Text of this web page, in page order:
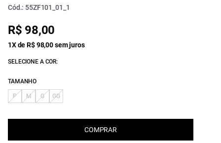
Cód.: 55ZF101_01_1
R$ 98,00
1X de R$ 98,00 sem juros
SELECIONE A COR:
TAMANHO
P M G GG
COMPRAR